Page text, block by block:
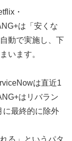
・
は「安くな
動で実施し、下
います。
は直近1
はリバラン
に最終的に除外
る」というパタ